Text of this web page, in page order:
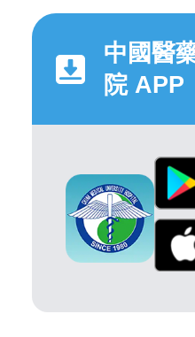
中國醫
院 APP